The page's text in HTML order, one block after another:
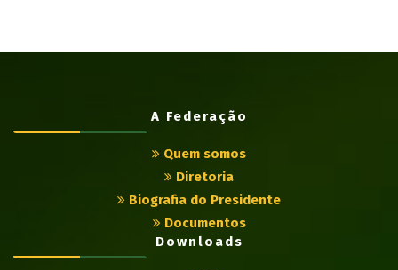
A Federação
Quem somos
Diretoria
Biografia do Presidente
Documentos
Downloads